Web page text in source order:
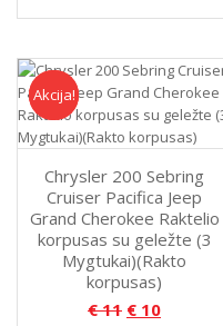
Akcija
Akcija!
Chrysler 200 Sebring
Cruiser Pacifica Jeep
Grand Cherokee Raktelio
korpusas su geležte (3
Mygtukai)(Rakto
korpusas)
€11 € 10